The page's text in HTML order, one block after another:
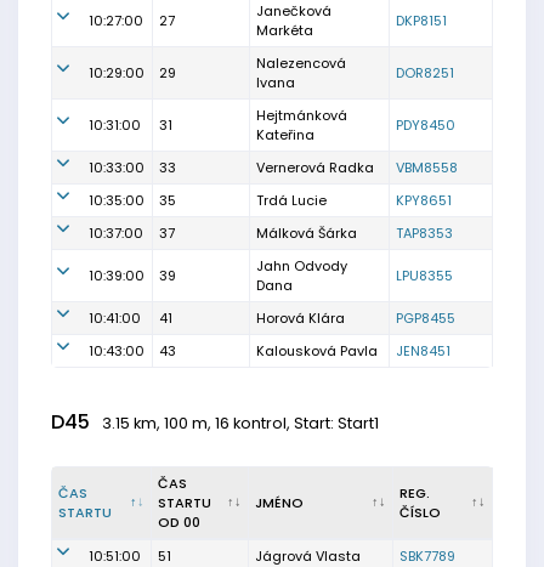
10:27:00 27
Janečková
Markéta
DKP8151
10:29:00 29
Nalezencová
Ivana
DOR8251
10:31:00 31
Hejtmánková
Kateřina
PDY8450
10:33:00 33 Vernerová Radka
VBM8558
10:35:00
35 Trdá Lucie
KPY8651
10:37:00
37 Málková Šárka TAP8353
10:39:00 39
Jahn Odvody
Dana
LPU8355
10:41:00 41 Horová Klára
PGP8455
10:43:00
43 Kalousková Pavla JEN8451
D45 3.15 km, 100 m, 16 kontrol, Start: Start1
ČAS
STARTU
ČAS
STARTU
OD 00
JMÉNO
REG.
ČÍSLO
10:51:00 51 Jágrová Vlasta SBK7789